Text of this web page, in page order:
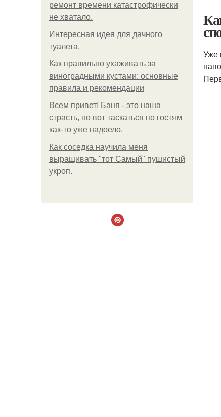
ремонт времени катастрофически
не хватало.
Интересная идея для дачного
туалета.
Как правильно ухаживать за
виноградными кустами: основные
правила и рекомендации
Всем привет! Баня - это наша
страсть, но вот таскаться по гостям
как-то уже надоело.
Как соседка научила меня
выращивать "тот Самый" пушистый
укроп.
Уже